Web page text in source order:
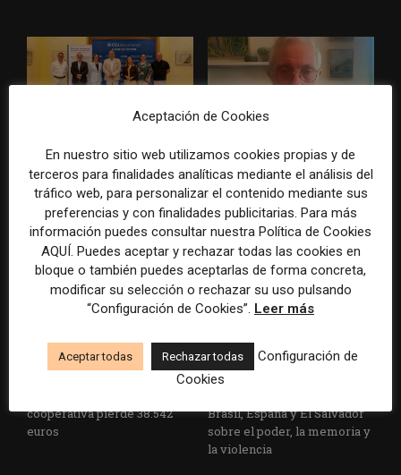
La Universidad CEU
Cardenal Herrera presenta
un informe con pautas para
informar sobre el suicidio
Paul Krugman alerta del
avance de los
multimillonarios sobre los
medios y las plataformas
cooperativa pierde 38.542
euros
El Premio Gabo 2026
Brasil, España y El Salvador
sobre el poder, la memoria y
la violencia
Aceptación de Cookies
En nuestro sitio web utilizamos cookies propias y de
terceros para finalidades analíticas mediante el análisis del
tráfico web, para personalizar el contenido mediante sus
preferencias y con finalidades publicitarias. Para más
información puedes consultar nuestra Política de Cookies
AQUÍ. Puedes aceptar y rechazar todas las cookies en
bloque o también puedes aceptarlas de forma concreta,
modificar su selección o rechazar su uso pulsando
“Configuración de Cookies”. Leer más
Aceptar todas Rechazar todas
Configuración de
Cookies